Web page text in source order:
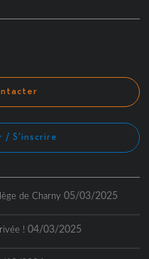
/ S'inscrire
de Charny 05/03/2025
! 04/03/2025